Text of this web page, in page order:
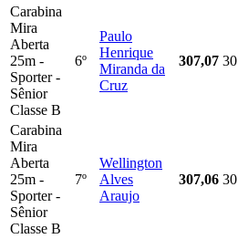
Carabina
Mira
Aberta
25m -
Sporter -
Sênior
Classe B
6º
Paulo
Henrique
Miranda da
Cruz
307,07
Carabina
Mira
Aberta
25m -
Sporter -
Sênior
Classe B
7º
Wellington
Alves
Araujo
307,06